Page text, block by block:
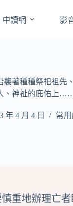
中讀網 影
襲著種種祭祀祖
、神祉的庇佑上
年 4 月 4 日 常
重地辦理亡